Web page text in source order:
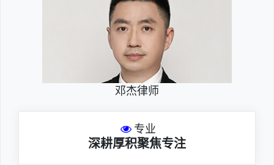
邓杰律师
专业
深耕厚积聚焦专注